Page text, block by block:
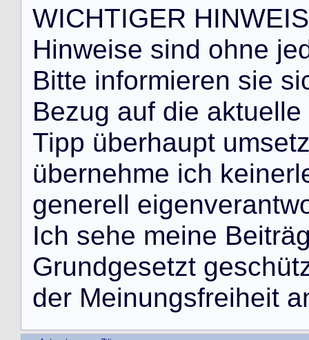
WICHTIGER HINWEIS
Hinweise sind ohne je
Bitte informieren sie si
Bezug auf die aktuelle
Tipp überhaupt umset
übernehme ich keinerl
generell eigenverantw
Ich sehe meine Beiträ
Grundgesetzt geschüt
der Meinungsfreiheit a